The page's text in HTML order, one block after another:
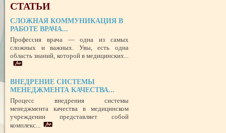
ПОТРЕБИТЕЛЬСКИЙ ЭКСТРЕМИЗМ
УСПЕШНЫЙ ДЕБЮТ «ШКОЛЫ АДМИНИСТРАТОРОВ
ЦЕЛЕПОЛАГАНИЕ, или КАК ПРАВИЛЬНО СТАВИТЬ ЦЕЛИ И
ИХ
ПРАВОВОЙ СТАТУС ПРЕДСТАВИТЕЛЯ ПАЦИЕНТА В УКРАИНЕ
РОЛЬ МЕДИЦИНСКОЙ ДОКУМЕНТАЦИИ КАК
ГРАЖДАНСКОМ И УГОЛОВНОМ СУДОПРОИЗВОДСТВЕ
СТАТЬИ
СЛОЖНАЯ КОММУНИКАЦИЯ В
РАБОТЕ ВРАЧА...
Профессия врача — одна из самых
сложных и важных. Увы, есть одна
область знаний, которой в медицинских...
ВНЕДРЕНИЕ СИСТЕМЫ
МЕНЕДЖМЕНТА КАЧЕСТВА...
Процесс внедрения системы
менеджмента качества в медицинском
учреждении представляет собой
комплекс...